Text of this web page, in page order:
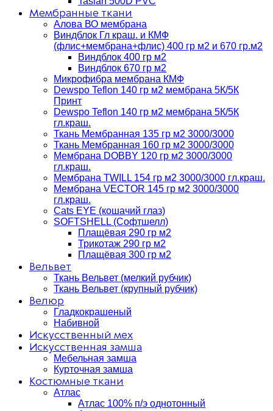
Мембранные ткани
Алова ВО мембрана
Виндблок Гл краш. и КМФ
(флис+мембрана+флис) 400 гр м2 и 670 гр.м2
Виндблок 400 гр м2
Виндблок 670 гр м2
Микрофибра мембрана КМФ
Dewspo Teflon 140 гр м2 мембрана 5К/5К
Принт
Dewspo Teflon 140 гр м2 мембрана 5К/5К
гл.краш.
Ткань Мембранная 135 гр м2 3000/3000
Ткань Мембранная 160 гр м2 3000/3000
Мембрана DOBBY 120 гр м2 3000/3000
гл.краш.
Мембрана TWILL 154 гр м2 3000/3000 гл.краш.
Мембрана VECTOR 145 гр м2 3000/3000
гл.краш.
Cats EYE (кошачий глаз)
SOFTSHELL (Софтшелл)
Плащёвая 290 гр м2
Трикотаж 290 гр м2
Плащёвая 300 гр м2
Вельвет
Ткань Вельвет (мелкий рубчик)
Ткань Вельвет (крупный рубчик)
Велюр
Гладкокрашеный
Набивной
Искусственный мех
Искусственная замша
Мебельная замша
Курточная замша
Костюмные ткани
Атлас
Атлас 100% п/э однотонный